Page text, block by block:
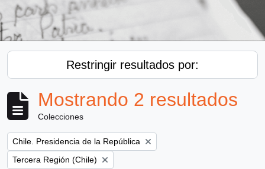
Restringir resultados por:
Mostrando 2 resultados
Colecciones
Remove filter:
Chile. Presidencia de la República
Remove filter:
Tercera Región (Chile)